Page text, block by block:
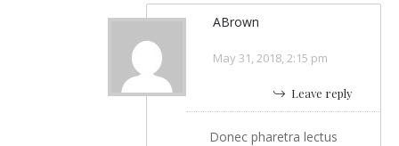
ABrown
May 31, 2018, 2:15 pm
Leave reply
Donec pharetra lectus